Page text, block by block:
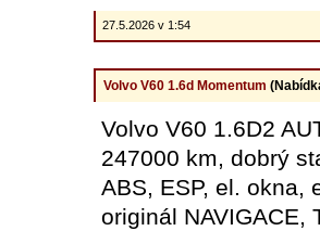
27.5.2026 v 1:54
Volvo V60 1.6d Momentum
Volvo V60 1.6D2
247000 km, dobrý
ABS, ESP, el. okna,
originál NAVIGACE,